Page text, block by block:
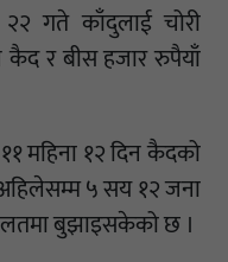
गते काँदुलाई चोरी
कैद र बीस हजार रुपैयाँ
महिना १२ दिन कैदको
५ सय १२ जना
बुझाइसकेको छ ।